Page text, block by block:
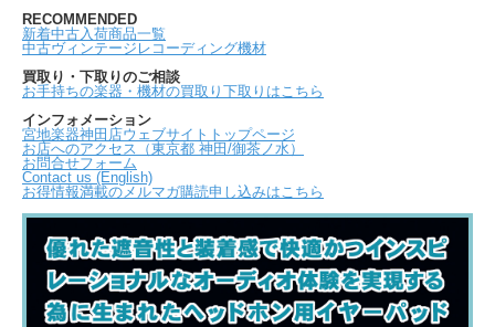
RECOMMENDED
新着中古入荷商品一覧
中古ヴィンテージレコーディング機材
買取り・下取りのご相談
お手持ちの楽器・機材の買取り下取りはこちら
インフォメーション
宮地楽器神田店ウェブサイトトップページ
お店へのアクセス（東京都 神田/御茶ノ水）
お問合せフォーム
Contact us (English)
お得情報満載のメルマガ購読申し込みはこちら